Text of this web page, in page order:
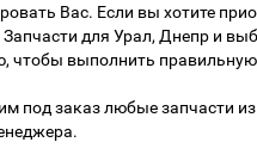
Вас. Если вы хотите
Запчасти для Урал, Днепр и
чтобы выполнить правильную
под заказ любые запчасти